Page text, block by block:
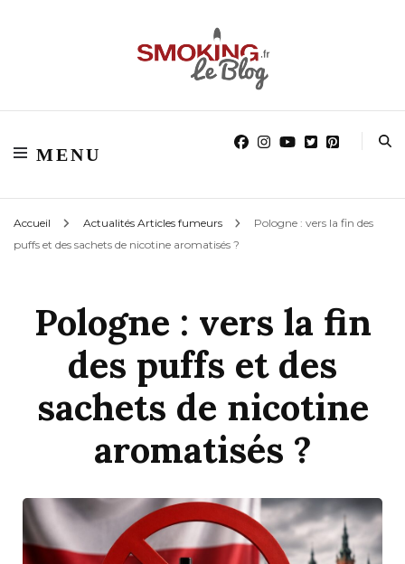
Blog smoking.fr
MENU
Accueil Actualités Articles fumeurs
Pologne : vers la fin des
puffs et des sachets de nicotine aromatisés ?
Pologne : vers la fin
des puffs et des
sachets de nicotine
aromatisés ?